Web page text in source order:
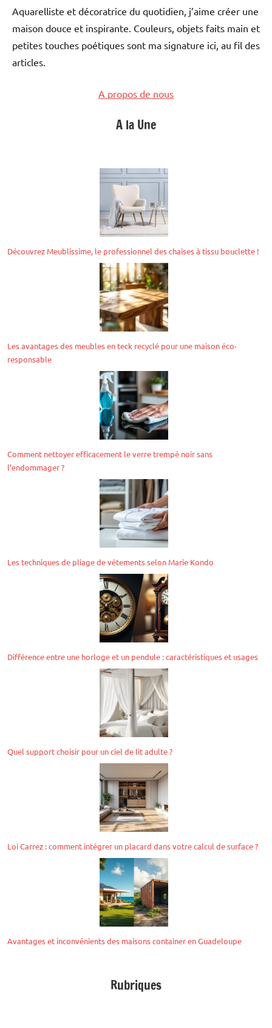
Aquarelliste et décoratrice du quotidien, j’aime créer une
maison douce et inspirante. Couleurs, objets faits main et
petites touches poétiques sont ma signature ici, au fil des
articles.
A propos de nous
A la Une
Découvrez Meublissime, le professionnel des chaises à tissu bouclette !
Les avantages des meubles en teck recyclé pour une maison éco-
responsable
Comment nettoyer efficacement le verre trempé noir sans
l’endommager ?
Les techniques de pliage de vêtements selon Marie Kondo
Différence entre une horloge et un pendule : caractéristiques et usages
Quel support choisir pour un ciel de lit adulte ?
Loi Carrez : comment intégrer un placard dans votre calcul de surface ?
Avantages et inconvénients des maisons container en Guadeloupe
Rubriques